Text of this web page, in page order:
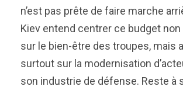
n’est pas prête de faire marche
Kiev entend centrer ce budget
sur le bien-être des troupes, mais
surtout sur la modernisation
son industrie de défense. Reste à